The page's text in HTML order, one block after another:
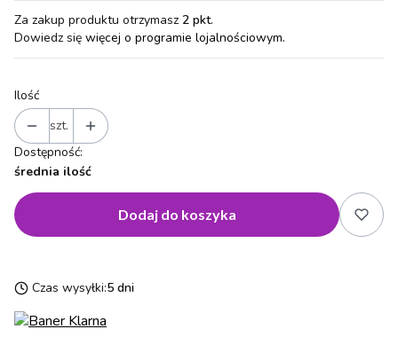
Za zakup produktu otrzymasz 2 pkt.
Dowiedz się więcej o programie lojalnościowym.
Ilość
szt.
Dostępność:
średnia ilość
Dodaj do koszyka
Czas wysyłki:5 dni